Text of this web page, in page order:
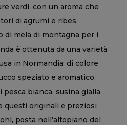
verdi, con un aroma che
di agrumi e ribes,
di mela di montagna per i
è ottenuta da una varietà
in Normandia: di colore
speziato e aromatico,
bianca, susina gialla
questi originali e preziosi
posta nell’altopiano del